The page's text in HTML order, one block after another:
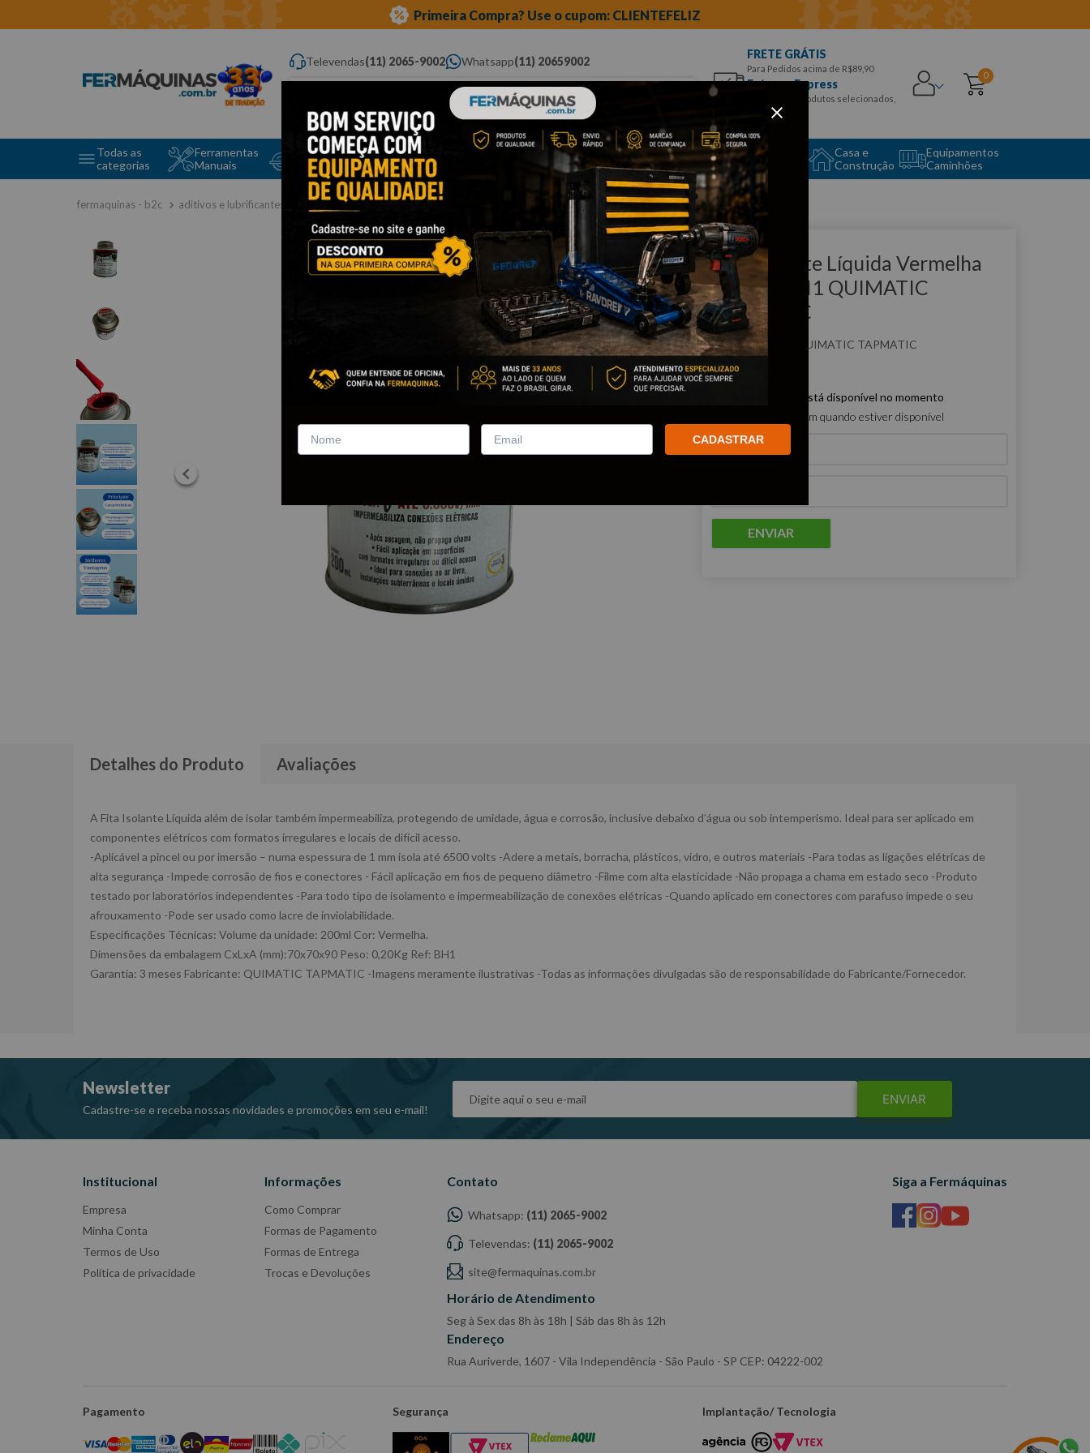
Primeira Compra? Use o cupom: CLIENTEFELIZ
Televendas(11) 2065-9002 Whatsapp(11) 20659002
Digite aqui o que você procura...
FRETE GRÁTIS
Para Pedidos acima de R$89,90
Entrega Express
para CEPS e produtos selecionados,
Aproveite!
0
Todas as
categorias
Ferramentas
Manuais
Ferramentas Elétricas
e Máquinas
Ferramentas
Ferramentas
Automotivas Especiais
Equipamento
Auto Center
Casa e
Construção
Equipamentos
Caminhões
aditivos e lubrificantes colas e vedadores
Clique e veja!
Fita Isolante Líquida Vermelha
200ml - BH1 QUIMATIC
TAPMATIC
:BH1 QUIMATIC TAPMATIC
Este produto não está disponível no momento
Quero que me avisem quando estiver disponível
ENVIAR
Detalhes do Produto Avaliações
A Fita Isolante Líquida além de isolar também impermeabiliza, protegendo de umidade, água e corrosão, inclusive debaixo d’água ou sob intemperismo. Ideal para ser aplicado em
componentes elétricos com formatos irregulares e locais de difícil acesso.
-Aplicável a pincel ou por imersão – numa espessura de 1 mm isola até 6500 volts -Adere a metais, borracha, plásticos, vidro, e outros materiais -Para todas as ligações elétricas de
alta segurança -Impede corrosão de fios e conectores - Fácil aplicação em fios de pequeno diâmetro -Filme com alta elasticidade -Não propaga a chama em estado seco -Produto
testado por laboratórios independentes -Para todo tipo de isolamento e impermeabilização de conexões elétricas -Quando aplicado em conectores com parafuso impede o seu
afrouxamento -Pode ser usado como lacre de inviolabilidade.
Especificações Técnicas: Volume da unidade: 200ml Cor: Vermelha.
Dimensões da embalagem CxLxA (mm):70x70x90 Peso: 0,20Kg Ref: BH1
Garantia: 3 meses Fabricante: QUIMATIC TAPMATIC -Imagens meramente ilustrativas -Todas as informações divulgadas são de responsabilidade do Fabricante/Fornecedor.
Newsletter
Cadastre-se e receba nossas novidades e promoções em seu e-mail!
ENVIAR
Institucional
Empresa
Minha Conta
Termos de Uso
Política de privacidade
Informações
Como Comprar
Formas de Pagamento
Formas de Entrega
Trocas e Devoluções
Contato
Whatsapp: (11) 2065-9002
Televendas: (11) 2065-9002
site@fermaquinas.com.br
Horário de Atendimento
Seg à Sex das 8h às 18h | Sáb das 8h às 12h
Endereço
Rua Auriverde, 1607 - Vila Independência - São Paulo - SP CEP: 04222-002
Siga a Fermáquinas
Pagamento Segurança Implantação/ Tecnologia
CADASTRAR